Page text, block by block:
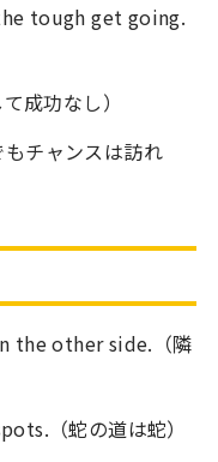
tough get going.
成功なし）
チャンスは訪れ
the other side.（隣
（蛇の道は蛇）